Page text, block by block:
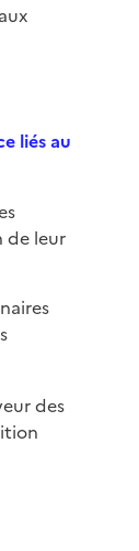
liés au
de leur
des